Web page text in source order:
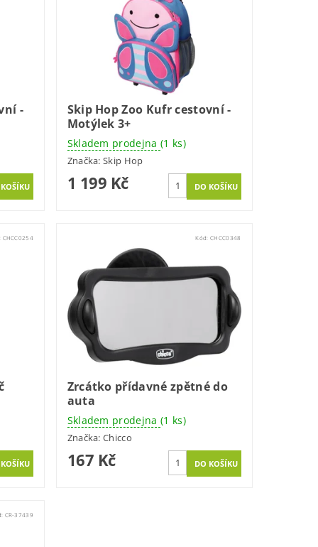
-
Skip Hop Zoo Kufr cestovní -
Motýlek 3+
Skladem prodejna (1 ks)
Značka:Skip Hop
1 199 Kč
CHCC0254 Kód:CHCC0348
Zrcátko přídavné zpětné do
auta
Skladem prodejna (1 ks)
Značka:Chicco
167 Kč
CR-37439